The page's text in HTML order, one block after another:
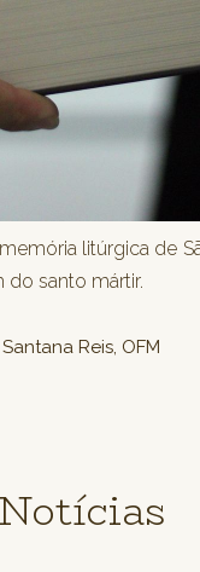
litúrgica de
santo mártir.
Reis, OFM